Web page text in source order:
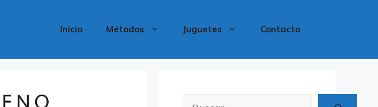
Inicio Métodos Juguetes Contacto